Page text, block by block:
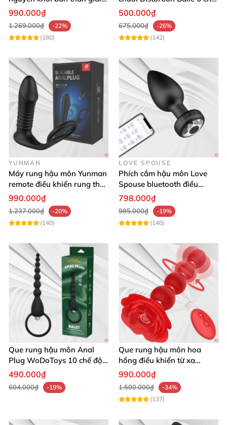
tỏa sinh lý cho nam giới
990.000₫
1.269.000₫
-22%
(180)
độ massage mạnh mẽ kích
500.000₫
675.000₫
-26%
(142)
YUNMAN
Máy rung hậu môn Yunman
remote điều khiển rung thụt
êm ái
990.000₫
1.237.000₫
-20%
(140)
LOVE SPOUSE
Phích cắm hậu môn Love
Spouse bluetooth điều
khiển từ xa kích thích tiện
798.000₫
985.000₫
-19%
(140)
Que rung hậu môn Anal
Plug WoDoToys 10 chế độ
động mạnh gay
490.000₫
604.000₫ -19%
Que rung hậu môn hoa
hồng điều khiển từ xa
massage đa điểm kích thích
990.000₫
1.500.000₫
-34%
(137)